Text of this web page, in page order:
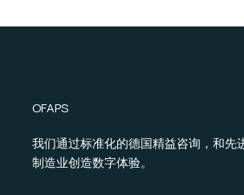
OFAPS
我们通过标准化的德国精益咨询，和先
制造业创造数字体验。